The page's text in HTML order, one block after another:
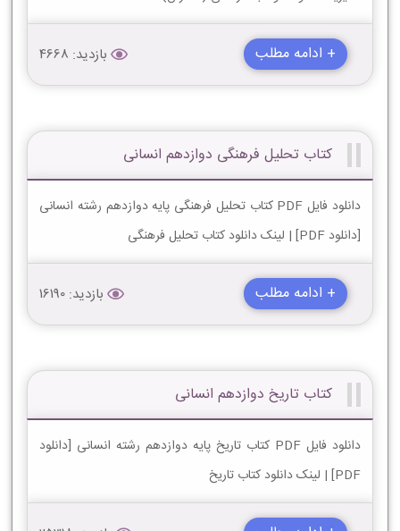
+ ادامه مطلب بازدید: 4668
کتاب تحلیل فرهنگی دوازدهم انسانی
دانلود فایل PDF کتاب تحلیل فرهنگی پایه دوازدهم رشته انسانی
[دانلود PDF] | لینک دانلود کتاب تحلیل فرهنگی
+ ادامه مطلب بازدید: 16190
کتاب تاریخ دوازدهم انسانی
دانلود فایل PDF کتاب تاریخ پایه دوازدهم رشته انسانی [دانلود
PDF] | لینک دانلود کتاب تاریخ